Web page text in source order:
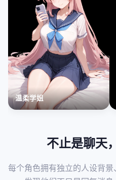
温柔学姐
不止是聊天
每个角色拥有独立的人设背